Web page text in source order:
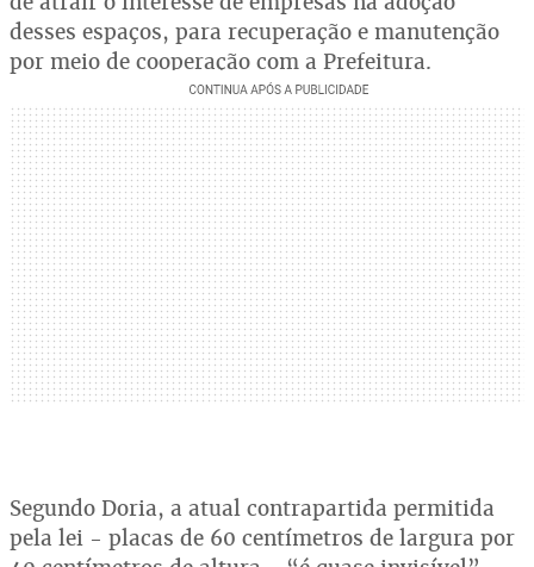
desses espaços, para recuperação e manutenção
por meio de cooperação com a Prefeitura.
Segundo Doria, a atual contrapartida permitida
pela lei - placas de 60 centímetros de largura por